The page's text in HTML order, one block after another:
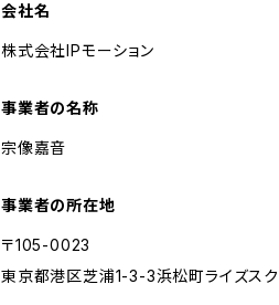
会社名
株式会社IPモーション
事業者の名称
宗像嘉音
事業者の所在地
〒105-0023
東京都港区芝浦1-3-3浜松町ライズス